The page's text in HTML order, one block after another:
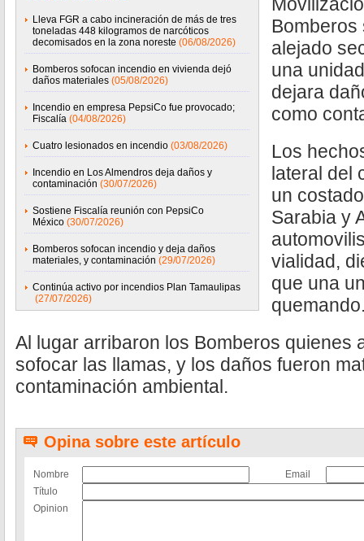
Lleva FGR a cabo incineración de más de tres
toneladas 448 kilogramos de narcóticos
decomisados en la zona noreste (06/08/2026)
Bomberos sofocan incendio en vivienda dejó
daños materiales (05/08/2026)
Incendio en empresa PepsiCo fue provocado;
Fiscalía (04/08/2026)
Cuatro lesionados en incendio (03/08/2026)
Incendio en Los Almendros deja daños y
contaminación (30/07/2026)
Sostiene Fiscalía reunión con PepsiCo
México (30/07/2026)
Bomberos sofocan incendio y deja daños
materiales, y contaminación (29/07/2026)
Continúa activo por incendios Plan Tamaulipas
(27/07/2026)
alejado
una
dejara
como
Los
lateral del
un
Sarabia y
vialidad,
que una
Al lugar arribaron los Bomberos quienes
sofocar las llamas, y los daños fueron
contaminación ambiental.
Opina sobre este artículo
Nombre
Email
Título
Opinion